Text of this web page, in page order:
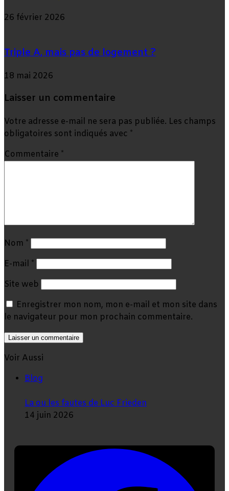
26 février 2026
Triple A, mais pas de logement ?
18 mai 2026
Laisser un commentaire
Votre adresse e-mail ne sera pas publiée. Les champs
obligatoires sont indiqués avec *
Commentaire *
Nom *
E-mail *
Site web
Enregistrer mon nom, mon e-mail et mon site dans
le navigateur pour mon prochain commentaire.
Voir Aussi
Blog
La ou les fautes de Luc Frieden
14 juin 2026